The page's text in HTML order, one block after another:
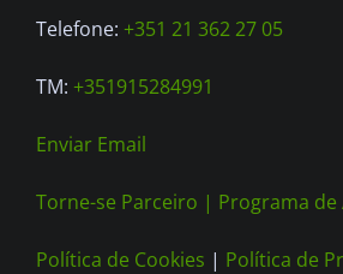
the
page
Telefone: +351 21 362 27 05
TM: +351915284991
Enviar Email
Torne-se Parceiro | Programa de
Política de Cookies | Política de